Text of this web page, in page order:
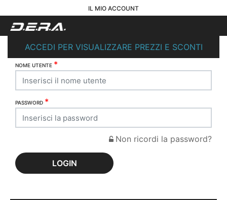
IL MIO ACCOUNT
ACCEDI PER VISUALIZZARE PREZZI E SCONTI
NOME UTENTE *
PASSWORD *
Non ricordi la password?